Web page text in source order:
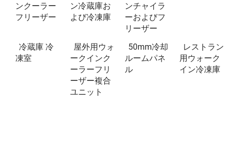
ンクーラー
フリーザー
ン冷蔵庫お
よび冷凍庫
ンチャイラ
ーおよびフ
リーザー
冷蔵庫 冷
凍室
屋外用ウォ
ークインク
ーラーフリ
ーザー複合
ユニット
50mm冷却
ルームパネ
ル
レストラン
用ウォーク
イン冷凍庫